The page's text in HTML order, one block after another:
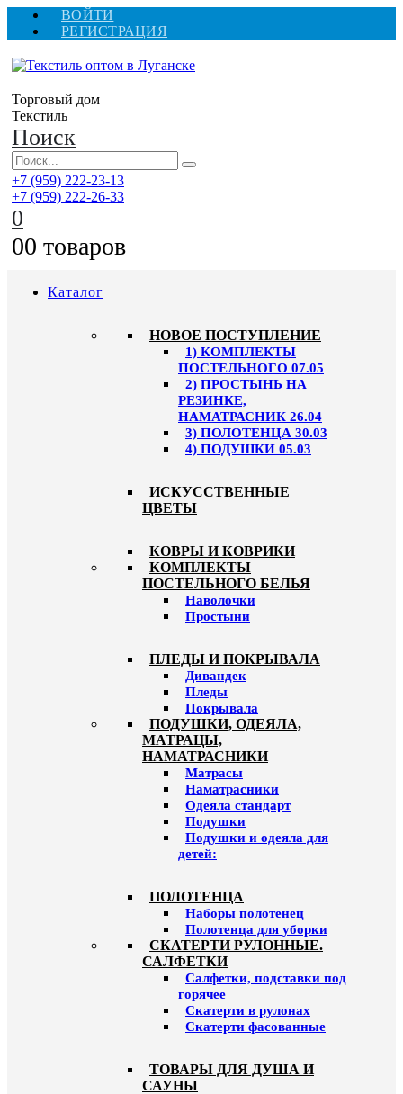
ВОЙТИ
РЕГИСТРАЦИЯ
Торговый дом
Текстиль
Поиск
+7 (959) 222-23-13
+7 (959) 222-26-33
0
00 товаров
Каталог
HОВОЕ ПОСТУПЛЕНИЕ
1) КОМПЛЕКТЫ
ПОСТЕЛЬНОГО 07.05
2) ПРОСТЫНЬ НА
РЕЗИНКЕ,
НАМАТРАСНИК 26.04
3) ПОЛОТЕНЦА 30.03
4) ПОДУШКИ 05.03
ИСКУССТВЕННЫЕ
ЦВЕТЫ
КОВРЫ И КОВРИКИ
КОМПЛЕКТЫ
ПОСТЕЛЬНОГО БЕЛЬЯ
Наволочки
Простыни
ПЛЕДЫ И ПОКРЫВАЛА
Дивандек
Пледы
Покрывала
ПОДУШКИ, ОДЕЯЛА,
МАТРАЦЫ,
НАМАТРАСНИКИ
Матрасы
Наматрасники
Одеяла стандарт
Подушки
Подушки и одеяла для
детей:
ПОЛОТЕНЦА
Наборы полотенец
Полотенца для уборки
СКАТЕРТИ РУЛОННЫЕ.
САЛФЕТКИ
Салфетки, подставки под
горячее
Скатерти в рулонах
Скатерти фасованные
ТОВАРЫ ДЛЯ ДУША И
САУНЫ